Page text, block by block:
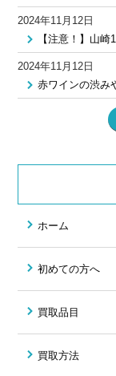
2024年11月12日
【注意！】山
2024年11月12日
赤ワインの渋み
ホーム
初めての方へ
買取品目
買取方法